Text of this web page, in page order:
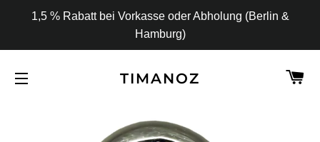
1,5 % Rabatt bei Vorkasse oder Abholung (Berlin &
Hamburg)
TIMANOZ